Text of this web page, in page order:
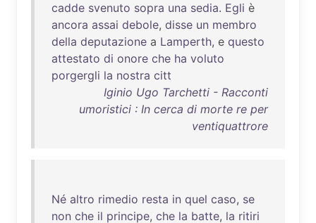
cadde svenuto sopra una sedia. Egli è
ancora assai debole, disse un membro
della deputazione a Lamperth, e questo
attestato di onore che ha voluto
porgergli la nostra citt
Iginio Ugo Tarchetti - Racconti
umoristici : In cerca di morte re per
ventiquattrore
Né altro rimedio resta in quel caso, se
non che il principe, che la batte, la ritiri